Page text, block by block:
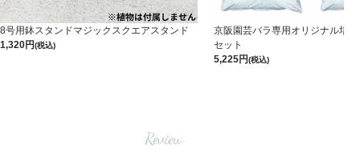
8号用鉢スタンドマジックスクエアスタンド
1,320
(税込)
京阪園芸バラ専用オリジナル培
セット
5,225
(税込)
Review